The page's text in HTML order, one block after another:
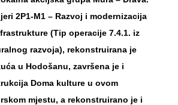
2P1-M1 – Razvoj i modernizacija
(Tip operacije 7.4.1. iz
razvoja), rekonstruirana je
u Hodošanu, završena je i
Doma kulture u ovom
mjestu, a rekonstruirano je i